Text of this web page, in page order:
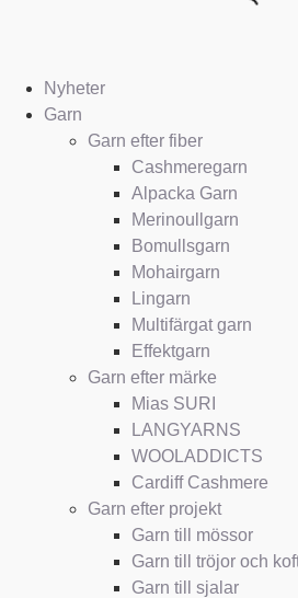
Nyheter
Garn
Garn efter fiber
Cashmeregarn
Alpacka Garn
Merinoullgarn
Bomullsgarn
Mohairgarn
Lingarn
Multifärgat garn
Effektgarn
Garn efter märke
Mias SURI
LANGYARNS
WOOLADDICTS
Cardiff Cashmere
Garn efter projekt
Garn till mössor
Garn till tröjor och
Garn till sjalar